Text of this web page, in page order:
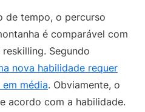
de tempo, o percurso
é comparável com
Segundo
nova habilidade requer
média. Obviamente, o
acordo com a habilidade.